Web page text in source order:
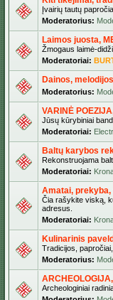
Įvairių tautų
Moderatorius:
Laimos juosta,
Žmogaus laimė-
Moderatoriai:
Dainos,
Moderatorius:
VARINĖ
Jūsų kūrybiniai
Moderatoriai:
Baltų karybos
Rekonstruojama
Moderatoriai:
Amatai, prekyba,
Čia rašykite viską,
adresus.
Moderatoriai:
Kulinarinis
Tradicijos,
Moderatorius:
Archeologiniai